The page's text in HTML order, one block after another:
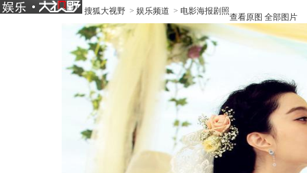
搜狐大视野 > 娱乐频道 > 电影海报剧照
查看原图 全部图片